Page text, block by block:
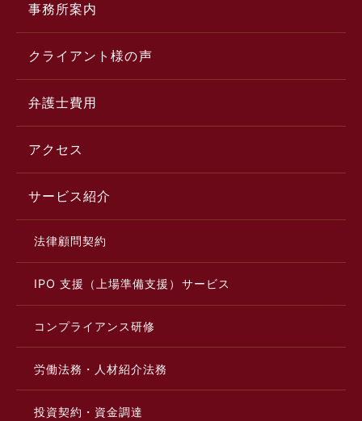
事務所案内
クライアント様の声
弁護士費用
アクセス
サービス紹介
法律顧問契約
IPO 支援（上場準備支援）サービス
コンプライアンス研修
労働法務・人材紹介法務
投資契約・資金調達